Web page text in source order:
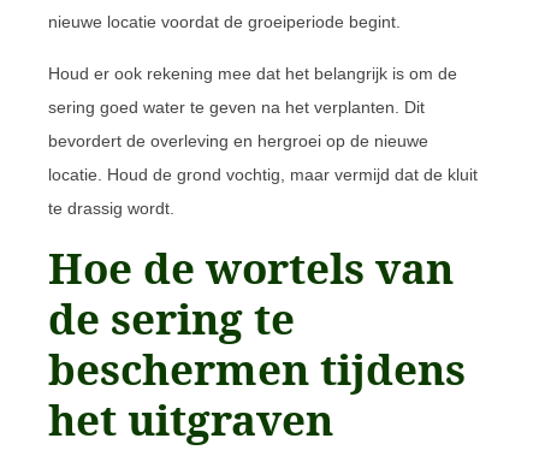
nieuwe locatie voordat de groeiperiode begint.
Houd er ook rekening mee dat het belangrijk is om de
sering goed water te geven na het verplanten. Dit
bevordert de overleving en hergroei op de nieuwe
locatie. Houd de grond vochtig, maar vermijd dat de kluit
te drassig wordt.
Hoe de wortels van
de sering te
beschermen tijdens
het uitgraven